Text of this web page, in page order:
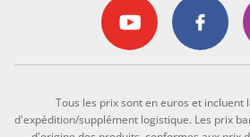
Tous les prix sont en euros et incluent
d'expédition/supplément logistique. Les prix